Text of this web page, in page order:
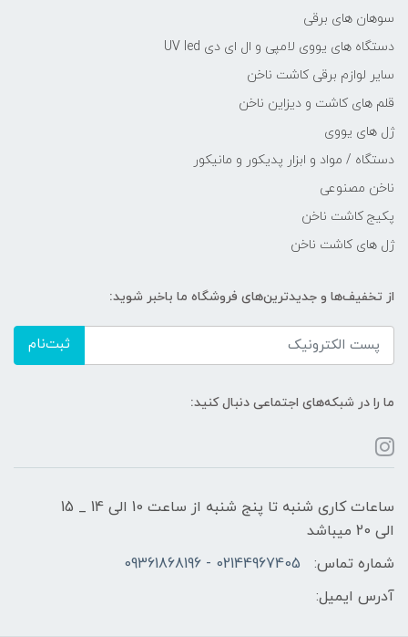
سوهان های برقی
دستگاه های یووی لامپی و ال ای دی UV led
سایر لوازم برقی کاشت ناخن
قلم های کاشت و دیزاین ناخن
ژل های یووی
دستگاه / مواد و ابزار پدیکور و مانیکور
ناخن مصنوعی
پکیج کاشت ناخن
ژل های کاشت ناخن
از تخفیف‌ها و جدیدترین‌های فروشگاه ما باخبر شوید:
ثبت‌نام
ما را در شبکه‌های اجتماعی دنبال کنید:
ساعات کاری شنبه تا پنج شنبه از ساعت 10 الی 14 _ 15
الی 20 میباشد
شماره تماس:
02144967405 - 09361868196
آدرس ایمیل: